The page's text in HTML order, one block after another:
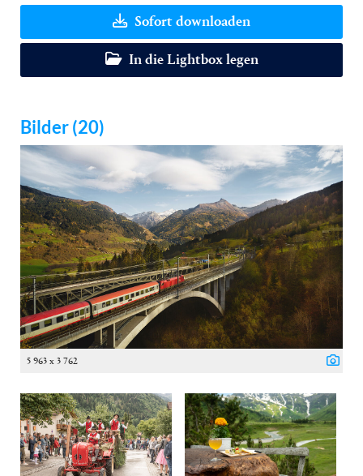
Sofort downloaden
In die Lightbox legen
Bilder (20)
5 963 x 3 762